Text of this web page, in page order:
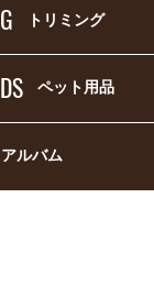
トリミング
ペット用品
アルバム